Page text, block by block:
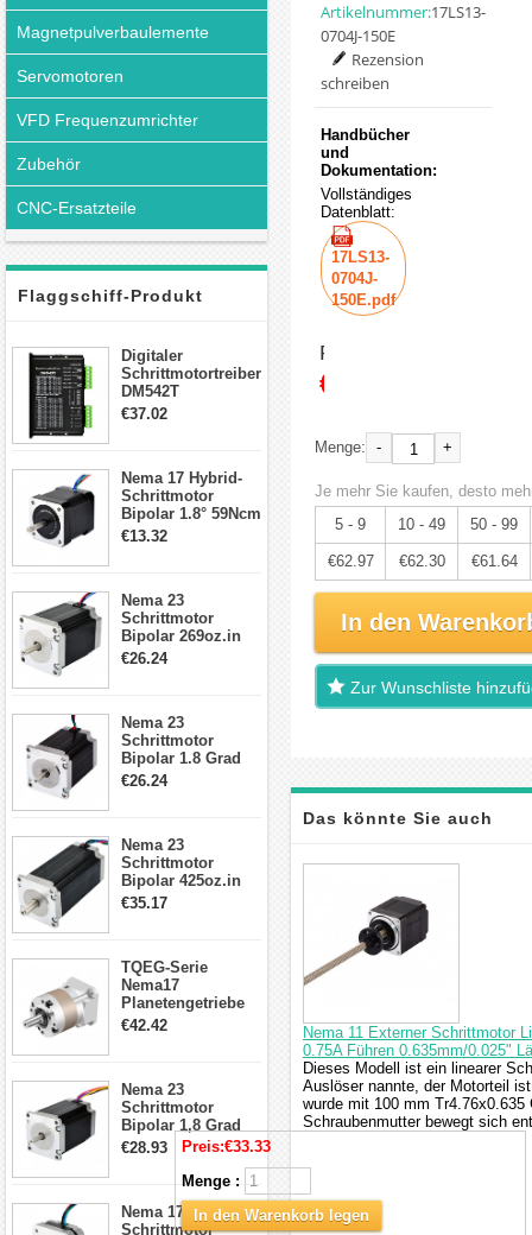
Magnetpulverbaulemente
Servomotoren
VFD Frequenzumrichter
Zubehör
CNC-Ersatzteile
Flaggschiff-Produkt
Digitaler
Schrittmotortreiber
DM542T
Schrittmotor
Schrittmotor
€37.02
Nema 17 Hybrid-
Schrittmotor
Bipolar 1.8° 59Ncm
2A 4 Drähte mit 1m
€13.32
Nema 23
Schrittmotor
Bipolar 269oz.in
2,8A 57x57x76mm
€26.24
Nema 23
Schrittmotor
Bipolar 1.8 Grad
1.9Nm 3A 3.36V 4
€26.24
Nema 23
Schrittmotor
Bipolar 425oz.in
4.2A 57x57x114mm
€35.17
TQEG-Serie
Nema17
Planetengetriebe
5:1 Spiel 15Arc-
€42.42
Nema 23
Schrittmotor
Bipolar 1,8 Grad
2,83Nm 4 A 2,26V
Schrittmotor mit 8
Anschlüssen
€28.93
Nema 17
Schrittmotor
Artikelnummer:17LS13-
0704J-150E
Rezension
schreiben
Handbücher
und
Dokumentation:
Vollständiges
Datenblatt:
17LS13-
0704J-
150E.pdf
Preis:
€66.28
Menge: - +
Je mehr Sie kaufen, desto
5 - 9
10 - 49 50 - 99
€62.97 €62.30 €61.64
In den
Zur Wunschliste
Das könnte Sie auch
interessieren
Nema 11 Externer Schrittmotor
0.75A Führen 0.635mm/0.025"
Dieses Modell ist ein linearer
Auslöser nannte, der Motorteil
wurde mit 100 mm
Schraubenmutter bewegt sich
Preis:€33.33
Menge :
In den Warenkorb legen